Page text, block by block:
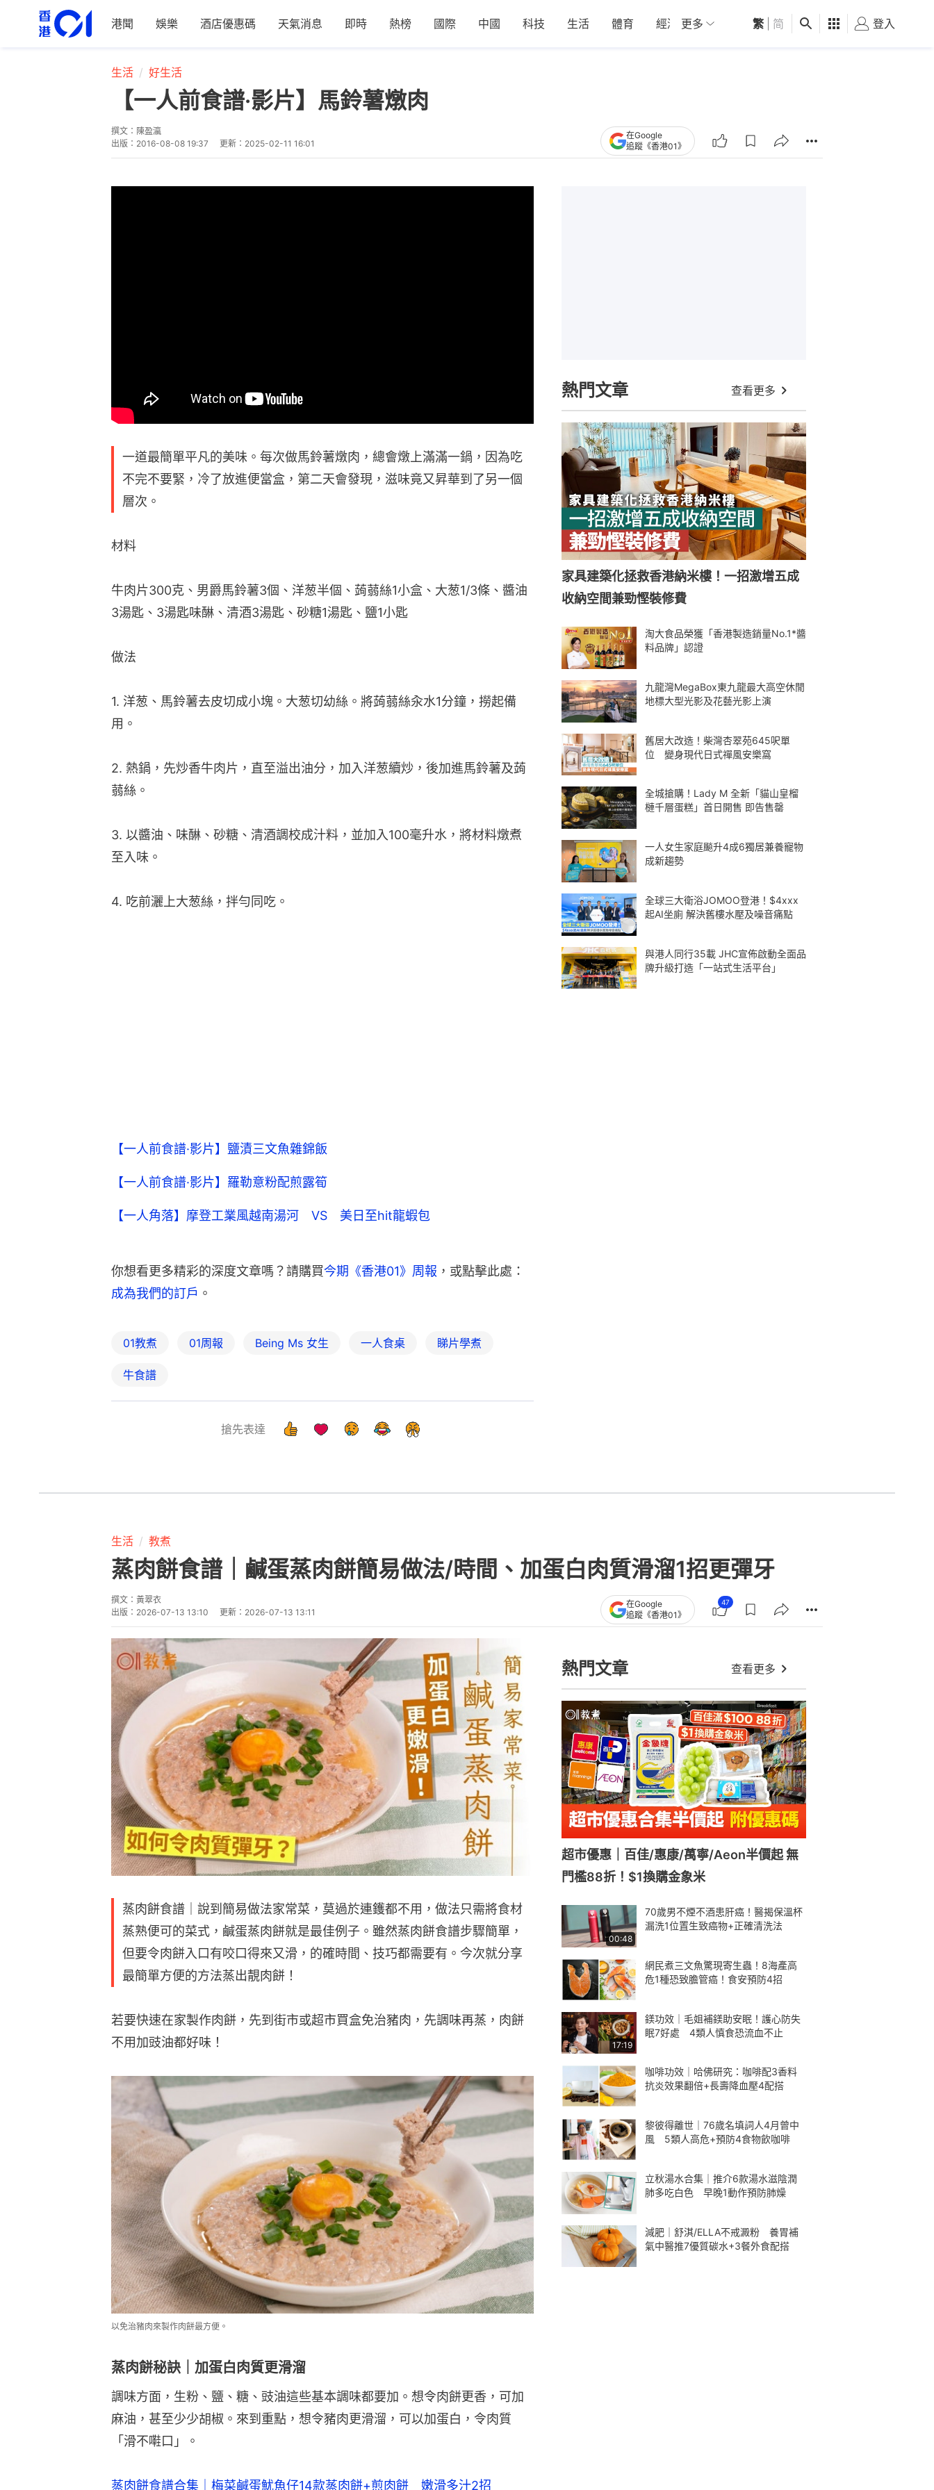
港聞 娛樂 酒店優惠碼 天氣消息 即時 熱榜 國際 中國 科技 生活 體育 經濟 01深圳 觀點 健康 好食玩飛
更多 繁 简 登入
生活 好生活
【一人前食譜·影片】馬鈴薯燉肉
撰文： 陳盈瀛
出版： 2016-08-08 19:37 更新： 2025-02-11 16:01
在Google
追蹤《香港01》
一道最簡單平凡的美味。每次做馬鈴薯燉肉，總會燉上滿滿一鍋，因為吃
不完不要緊，冷了放進便當盒，第二天會發現，滋味竟又昇華到了另一個
層次。
材料
牛肉片300克、男爵馬鈴薯3個、洋葱半個、蒟蒻絲1小盒、大葱1/3條、醬油
3湯匙、3湯匙味醂、清酒3湯匙、砂糖1湯匙、鹽1小匙
做法
1. 洋葱、馬鈴薯去皮切成小塊。大葱切幼絲。將蒟蒻絲汆水1分鐘，撈起備
用。
2. 熱鍋，先炒香牛肉片，直至溢出油分，加入洋葱續炒，後加進馬鈴薯及蒟
蒻絲。
3. 以醬油、味醂、砂糖、清酒調校成汁料，並加入100毫升水，將材料燉煮
至入味。
4. 吃前灑上大葱絲，拌勻同吃。
【一人前食譜·影片】鹽漬三文魚雜錦飯
【一人前食譜·影片】羅勒意粉配煎露筍
【一人角落】摩登工業風越南湯河 VS 美日至hit龍蝦包
你想看更多精彩的深度文章嗎？請購買今期《香港01》周報 ，或點擊此處：
成為我們的訂戶 。
01教煮 01周報 Being Ms 女生 一人食桌 睇片學煮
牛食譜
搶先表達
熱門文章 查看更多
家具建築化拯救香港納米樓！一招激增五成
收納空間兼勁慳裝修費
淘大食品榮獲「香港製造銷量No.1*醬
料品牌」認證
九龍灣MegaBox東九龍最大高空休閒
地標大型光影及花藝光影上演
舊居大改造！柴灣杏翠苑645呎單
位 變身現代日式禪風安樂窩
全城搶購！Lady M 全新「貓山皇榴
槤千層蛋糕」首日開售 即告售罄
一人女生家庭飈升4成6獨居兼養寵物
成新趨勢
全球三大衛浴JOMOO登港！$4xxx
起AI坐廁 解決舊樓水壓及噪音痛點
與港人同行35載 JHC宣佈啟動全面品
牌升級打造「一站式生活平台」
生活 教煮
蒸肉餅食譜｜鹹蛋蒸肉餅簡易做法/時間、加蛋白肉質滑溜1招更彈牙
撰文： 黃翠衣
出版： 2026-07-13 13:10 更新： 2026-07-13 13:11
在Google
追蹤《香港01》
47
蒸肉餅食譜｜說到簡易做法家常菜，莫過於連鑊都不用，做法只需將食材
蒸熟便可的菜式，鹹蛋蒸肉餅就是最佳例子。雖然蒸肉餅食譜步驟簡單，
但要令肉餅入口有咬口得來又滑，的確時間、技巧都需要有。今次就分享
最簡單方便的方法蒸出靚肉餅！
若要快速在家製作肉餅，先到街市或超市買盒免治豬肉，先調味再蒸，肉餅
不用加豉油都好味！
以免治豬肉來製作肉餅最方便。
蒸肉餅秘訣｜加蛋白肉質更滑溜
調味方面，生粉、鹽、糖、豉油這些基本調味都要加。想令肉餅更香，可加
麻油，甚至少少胡椒。來到重點，想令豬肉更滑溜，可以加蛋白，令肉質
「滑不嚡口」。
蒸肉餅食譜合集｜梅菜鹹蛋魷魚仔14款蒸肉餅+煎肉餅　嫩滑多汁2招
熱門文章 查看更多
超市優惠｜百佳/惠康/萬寧/Aeon半價起 無
門檻88折！$1換購金象米
00:48
70歲男不煙不酒患肝癌！醫揭保溫杯
漏洗1位置生致癌物+正確清洗法
網民煮三文魚驚現寄生蟲！8海產高
危1種恐致膽管癌！食安預防4招
17:19
鎂功效｜毛姐補鎂助安眠！護心防失
眠7好處 4類人慎食恐流血不止
咖啡功效｜哈佛研究：咖啡配3香料
抗炎效果翻倍+長壽降血壓4配搭
黎彼得離世｜76歲名填詞人4月曾中
風 5類人高危+預防4食物飲咖啡
立秋湯水合集｜推介6款湯水滋陰潤
肺多吃白色 早晚1動作預防肺燥
減肥｜舒淇/ELLA不戒澱粉 養胃補
氣中醫推7優質碳水+3餐外食配搭